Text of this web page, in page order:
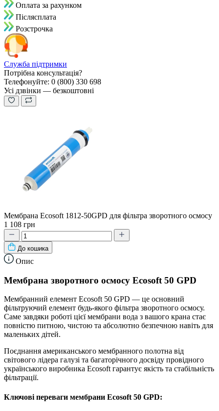
Оплата за рахунком
Пiслясплата
Розстрочка
Служба підтримки
Потрібна консультація?
Телефонуйте: 0 (800) 330 698
Усі дзвінки — безкоштовні
Мембрана Ecosoft 1812-50GPD для фільтра зворотного осмосу
1 108 грн
До кошика
Опис
Мембрана зворотного осмосу Ecosoft 50 GPD
Мембранний елемент Ecosoft 50 GPD — це основний
фільтруючий елемент будь-якого фільтра зворотного осмосу.
Саме завдяки роботі цієї мембрани вода з вашого крана стає
повністю питною, чистою та абсолютно безпечною навіть для
маленьких дітей.
Поєднання американського мембранного полотна від
світового лідера галузі та багаторічного досвіду провідного
українського виробника Ecosoft гарантує якість та стабільність
фільтрації.
Ключові переваги мембрани Ecosoft 50 GPD: